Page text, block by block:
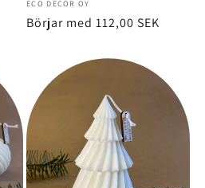
Säljare:
ECO DECOR OY
Normalt
Börjar med 112,00 SEK